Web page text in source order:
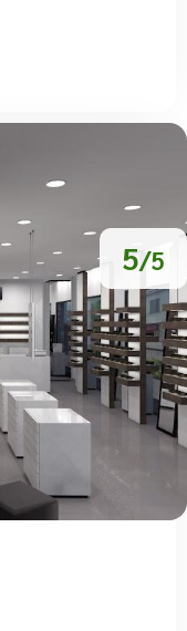
5/5